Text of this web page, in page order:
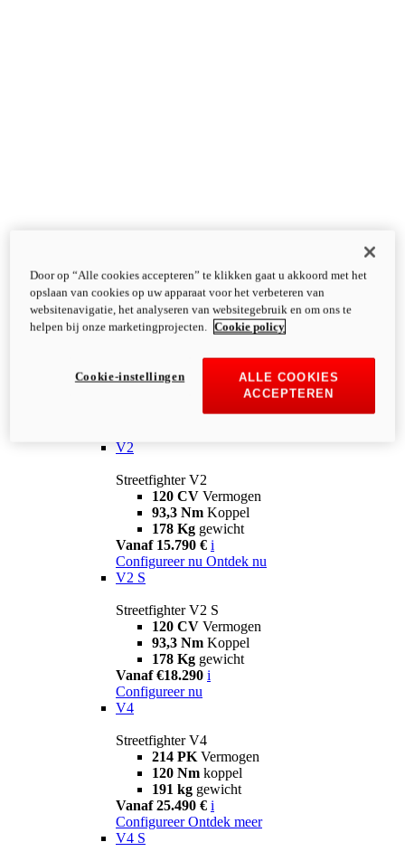
V2
Streetfighter V2
120 CV Vermogen
93,3 Nm Koppel
178 Kg gewicht
Vanaf 15.790 € i
Configureer nu Ontdek nu
V2 S
Streetfighter V2 S
120 CV Vermogen
93,3 Nm Koppel
178 Kg gewicht
Vanaf €18.290 i
Configureer nu
V4
Streetfighter V4
214 PK Vermogen
120 Nm koppel
191 kg gewicht
Vanaf 25.490 € i
Configureer Ontdek meer
V4 S
Door op “Alle cookies accepteren” te klikken gaat u akkoord met het
opslaan van cookies op uw apparaat voor het verbeteren van
websitenavigatie, het analyseren van websitegebruik en om ons te
helpen bij onze marketingprojecten.
Cookie policy
ALLE COOKIES
ACCEPTEREN
Cookie-instellingen